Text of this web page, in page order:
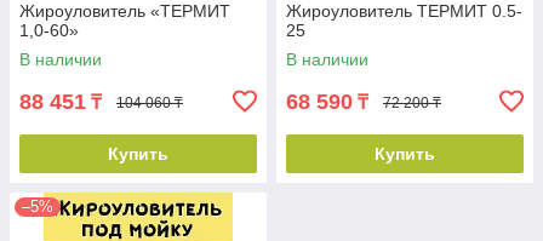
Жироуловитель «ТЕРМИТ
1,0-60»
В наличии
88 451 ₸ 104 060 ₸
Купить
Жироуловитель ТЕРМИТ 0.5-
25
В наличии
68 590 ₸ 72 200 ₸
Купить
–5%